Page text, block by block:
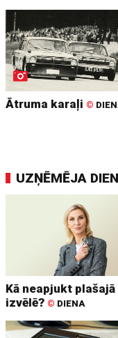
Ātruma karaļi ©
UZŅĒMĒJA
Kā neapjukt plašajā
izvēlē? © DIENA